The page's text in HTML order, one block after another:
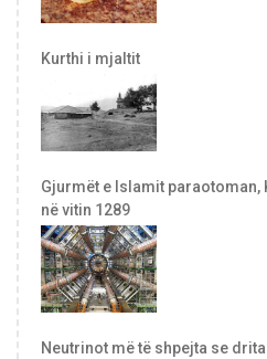
Kurthi i mjaltit
Gjurmët e Islamit paraotoman,
në vitin 1289
Neutrinot më të shpejta se